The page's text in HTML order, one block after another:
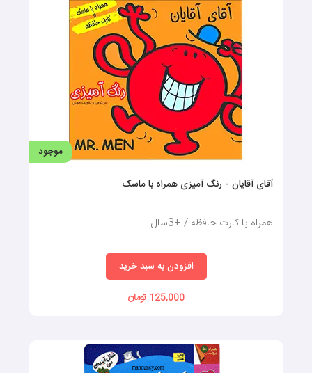
موجود
آقای آقایان - رنگ آمیزی همراه با ماسک
همراه با کارت حافظه / +3سال
افزودن به سبد خرید
125,000 تومان